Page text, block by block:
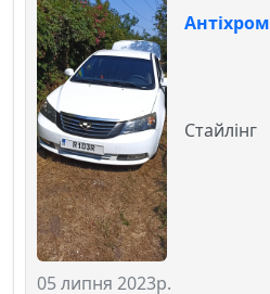
Антіхром
05 липня 2023р.
Стайлінг